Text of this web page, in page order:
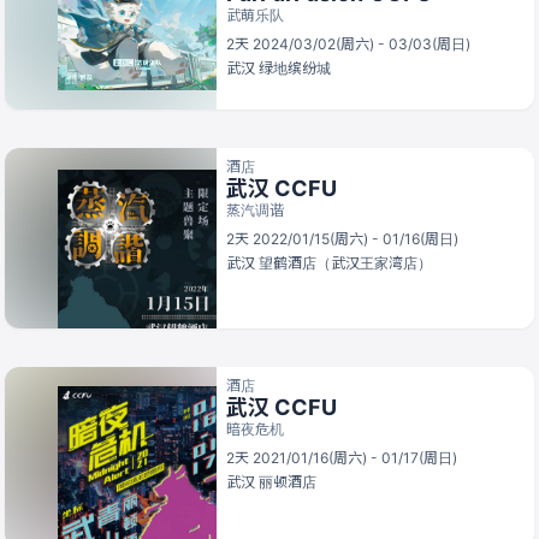
武萌乐队
2天 2024/03/02(周六) - 03/03(周日)
武汉 绿地缤纷城
酒店
武汉 CCFU
蒸汽调谐
2天 2022/01/15(周六) - 01/16(周日)
武汉 望鹤酒店（武汉王家湾店）
酒店
武汉 CCFU
暗夜危机
2天 2021/01/16(周六) - 01/17(周日)
武汉 丽顿酒店